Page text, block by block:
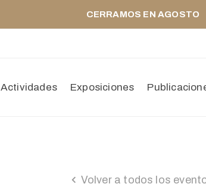
CERRAMOS EN AGOSTO
Actividades Exposiciones
Volver a todos los